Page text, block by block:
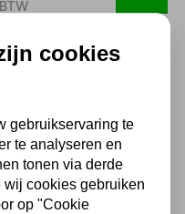
Voor
cookies
gebruikservaring te
te analyseren en
tonen via derde
wij cookies gebruiken
op "Cookie